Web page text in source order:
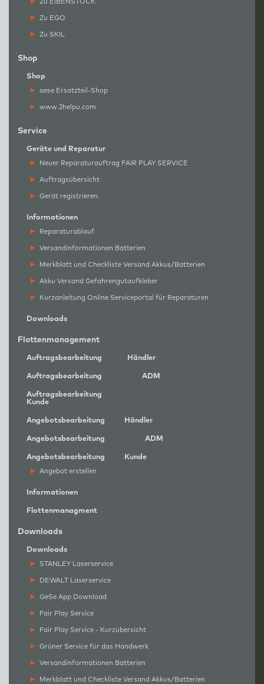
Zu EIBENSTOCK
Zu EGO
Zu SKIL
Shop
Shop
gese Ersatzteil-Shop
www.2helpu.com
Service
Geräte und Reparatur
Neuer Reparaturauftrag FAIR PLAY SERVICE
Auftragsübersicht
Gerät registrieren
Informationen
Reparaturablauf
Versandinformationen Batterien
Merkblatt und Checkliste Versand Akkus/Batterien
Akku Versand Gefahrengutaufkleber
Kurzanleitung Online Serviceportal für Reparaturen
Downloads
Flottenmanagement
Auftragsbearbeitung Händler
Auftragsbearbeitung ADM
Auftragsbearbeitung
Kunde
Angebotsbearbeitung Händler
Angebotsbearbeitung ADM
Angebotsbearbeitung Kunde
Angebot erstellen
Informationen
Flottenmanagment
Downloads
Downloads
STANLEY Laserservice
DEWALT Laserservice
GeSe App Download
Fair Play Service
Fair Play Service - Kurzübersicht
Grüner Service für das Handwerk
Versandinformationen Batterien
Merkblatt und Checkliste Versand Akkus/Batterien